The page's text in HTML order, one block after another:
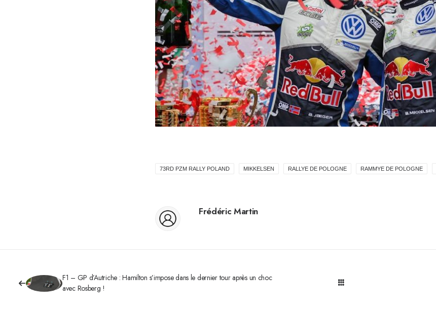
73RD PZM RALLY POLAND MIKKELSEN RALLYE DE POLOGNE RAMMYE DE POLOGNE
Frédéric Martin
F1 – GP d’Autriche : Hamilton s’impose dans le dernier tour après un choc
avec Rosberg !